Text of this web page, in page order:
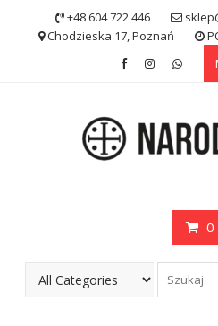
+48 604 722 446
Chodzieska 17, Poznań
0